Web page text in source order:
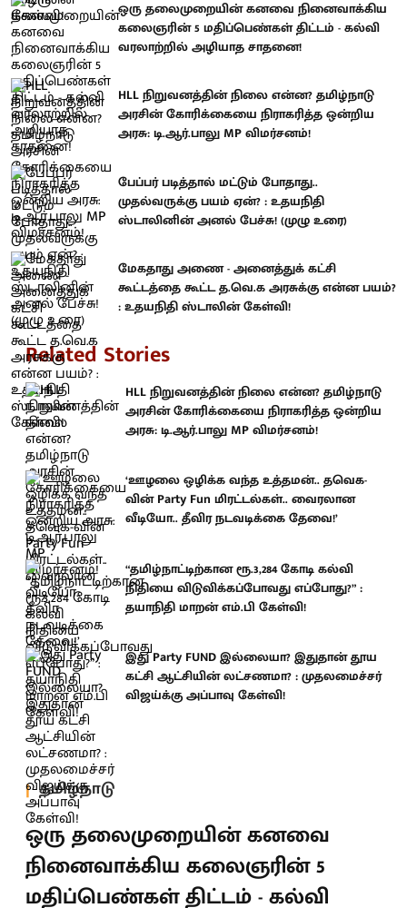
ஒரு தலைமுறையின் கனவை நினைவாக்கிய
கலைஞரின் 5 மதிப்பெண்கள் திட்டம் - கல்வி
வரலாற்றில் அழியாத சாதனை!
HLL நிறுவனத்தின் நிலை என்ன? தமிழ்நாடு
அரசின் கோரிக்கையை நிராகரித்த ஒன்றிய
அரசு: டி.ஆர்.பாலு MP விமர்சனம்!
பேப்பர் படித்தால் மட்டும் போதாது..
முதல்வருக்கு பயம் ஏன்? : உதயநிதி
ஸ்டாலினின் அனல் பேச்சு! (முழு உரை)
மேகதாது அணை - அனைத்துக் கட்சி
கூட்டத்தை கூட்ட த.வெ.க அரசுக்கு என்ன பயம்?
: உதயநிதி ஸ்டாலின் கேள்வி!
Related Stories
HLL நிறுவனத்தின் நிலை என்ன? தமிழ்நாடு
அரசின் கோரிக்கையை நிராகரித்த ஒன்றிய
அரசு: டி.ஆர்.பாலு MP விமர்சனம்!
‘ஊழலை ஒழிக்க வந்த உத்தமன்.. தவெக-
வின் Party Fun மிரட்டல்கள்.. வைரலான
வீடியோ.. தீவிர நடவடிக்கை தேவை!’
“தமிழ்நாட்டிற்கான ரூ.3,284 கோடி கல்வி
நிதியை விடுவிக்கப்போவது எப்போது?” :
தயாநிதி மாறன் எம்.பி கேள்வி!
இது Party FUND இல்லையா? இதுதான் தூய
கட்சி ஆட்சியின் லட்சணமா? : முதலமைச்சர்
விஜய்க்கு அப்பாவு கேள்வி!
தமிழ்நாடு
ஒரு தலைமுறையின் கனவை
நினைவாக்கிய கலைஞரின் 5
மதிப்பெண்கள் திட்டம் - கல்வி